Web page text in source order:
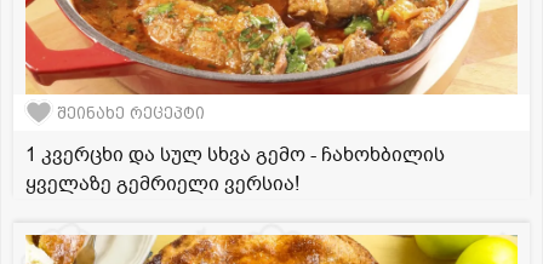
შეინახე რეცეპტი
1 კვერცხი და სულ სხვა გემო - ჩახოხბილის
ყველაზე გემრიელი ვერსია!